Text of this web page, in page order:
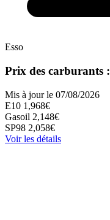
Esso
Prix des carburants :
Mis à jour le 07/08/2026
E10 1,968€
Gasoil 2,148€
SP98 2,058€
Voir les détails